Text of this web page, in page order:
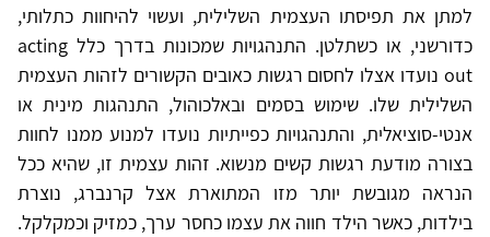
למתן את תפיסתו העצמית השלילית, ועשוי להיחוות כתלותי,
כדורשני, או כשתלטן. התנהגויות שמכונות בדרך כלל acting
out נועדו אצלו לחסום רגשות כאובים הקשורים לזהות העצמית
השלילית שלו. שימוש בסמים ובאלכוהול, התנהגות מינית או
אנטי-סוציאלית, והתנהגויות כפייתיות נועדו למנוע ממנו לחוות
בצורה מודעת רגשות קשים מנשוא. זהות עצמית זו, שהיא ככל
הנראה מגובשת יותר מזו המתוארת אצל קרנברג, נוצרת
בילדות, כאשר הילד חווה את עצמו כחסר ערך, כמזיק וכמקלקל.